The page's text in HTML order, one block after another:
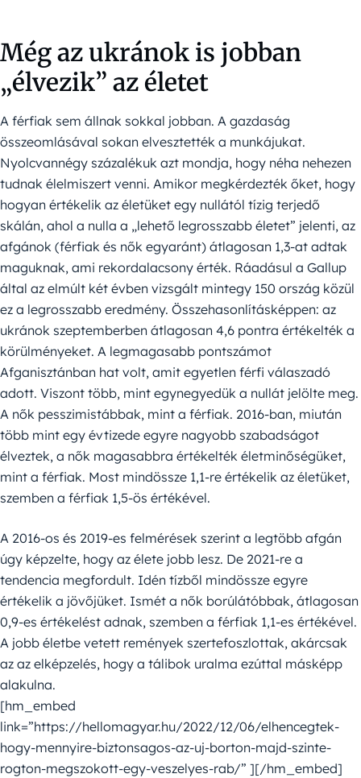
Még az ukránok is jobban
„élvezik” az életet
A férfiak sem állnak sokkal jobban. A gazdaság
összeomlásával sokan elvesztették a munkájukat.
Nyolcvannégy százalékuk azt mondja, hogy néha nehezen
tudnak élelmiszert venni. Amikor megkérdezték őket, hogy
hogyan értékelik az életüket egy nullától tízig terjedő
skálán, ahol a nulla a „lehető legrosszabb életet” jelenti, az
afgánok (férfiak és nők egyaránt) átlagosan 1,3-at adtak
maguknak, ami rekordalacsony érték. Ráadásul a Gallup
által az elmúlt két évben vizsgált mintegy 150 ország közül
ez a legrosszabb eredmény. Összehasonlításképpen: az
ukránok szeptemberben átlagosan 4,6 pontra értékelték a
körülményeket. A legmagasabb pontszámot
Afganisztánban hat volt, amit egyetlen férfi válaszadó
adott. Viszont több, mint egynegyedük a nullát jelölte meg.
A nők pesszimistábbak, mint a férfiak. 2016-ban, miután
több mint egy évtizede egyre nagyobb szabadságot
élveztek, a nők magasabbra értékelték életminőségüket,
mint a férfiak. Most mindössze 1,1-re értékelik az életüket,
szemben a férfiak 1,5-ös értékével.
A 2016-os és 2019-es felmérések szerint a legtöbb afgán
úgy képzelte, hogy az élete jobb lesz. De 2021-re a
tendencia megfordult. Idén tízből mindössze egyre
értékelik a jövőjüket. Ismét a nők borúlátóbbak, átlagosan
0,9-es értékelést adnak, szemben a férfiak 1,1-es értékével.
A jobb életbe vetett remények szertefoszlottak, akárcsak
az az elképzelés, hogy a tálibok uralma ezúttal másképp
alakulna.
[hm_embed
link=”https://hellomagyar.hu/2022/12/06/elhencegtek-
hogy-mennyire-biztonsagos-az-uj-borton-majd-szinte-
rogton-megszokott-egy-veszelyes-rab/” ][/hm_embed]